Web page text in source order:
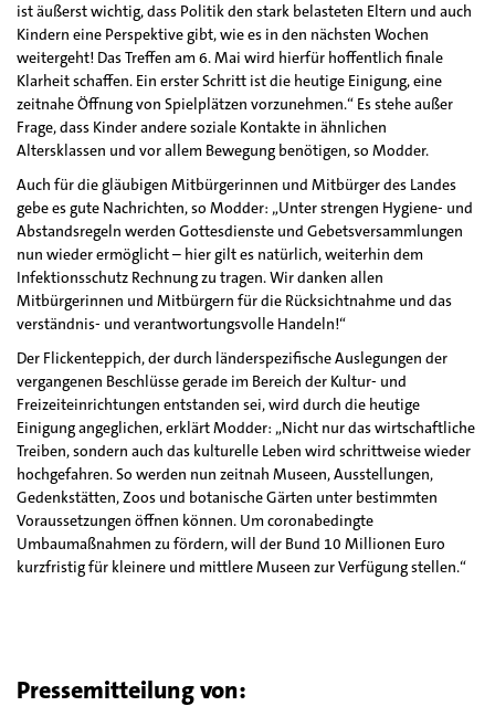
ist äußerst wichtig, dass Politik den stark belasteten Eltern und auch
Kindern eine Perspektive gibt, wie es in den nächsten Wochen
weitergeht! Das Treffen am 6. Mai wird hierfür hoffentlich finale
Klarheit schaffen. Ein erster Schritt ist die heutige Einigung, eine
zeitnahe Öffnung von Spielplätzen vorzunehmen.“ Es stehe außer
Frage, dass Kinder andere soziale Kontakte in ähnlichen
Altersklassen und vor allem Bewegung benötigen, so Modder.
Auch für die gläubigen Mitbürgerinnen und Mitbürger des Landes
gebe es gute Nachrichten, so Modder: „Unter strengen Hygiene- und
Abstandsregeln werden Gottesdienste und Gebetsversammlungen
nun wieder ermöglicht – hier gilt es natürlich, weiterhin dem
Infektionsschutz Rechnung zu tragen. Wir danken allen
Mitbürgerinnen und Mitbürgern für die Rücksichtnahme und das
verständnis- und verantwortungsvolle Handeln!“
Der Flickenteppich, der durch länderspezifische Auslegungen der
vergangenen Beschlüsse gerade im Bereich der Kultur- und
Freizeiteinrichtungen entstanden sei, wird durch die heutige
Einigung angeglichen, erklärt Modder: „Nicht nur das wirtschaftliche
Treiben, sondern auch das kulturelle Leben wird schrittweise wieder
hochgefahren. So werden nun zeitnah Museen, Ausstellungen,
Gedenkstätten, Zoos und botanische Gärten unter bestimmten
Voraussetzungen öffnen können. Um coronabedingte
Umbaumaßnahmen zu fördern, will der Bund 10 Millionen Euro
kurzfristig für kleinere und mittlere Museen zur Verfügung stellen.“
Pressemitteilung von: